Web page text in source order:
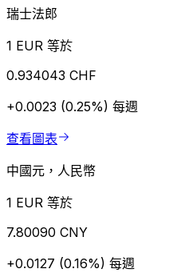
瑞士法郎
1 EUR 等於
0.934043 CHF
+0.0023 (0.25%) 每週
查看圖表
中國元，人民幣
1 EUR 等於
7.80090 CNY
+0.0127 (0.16%) 每週